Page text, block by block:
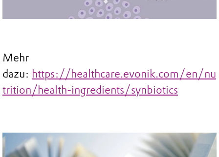
Mehr
dazu: https://healthcare.evonik.com/en/nu
trition/health-ingredients/synbiotics